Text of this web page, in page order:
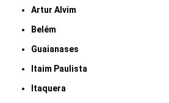
Artur Alvim
Belém
Guaianases
Itaim Paulista
Itaquera